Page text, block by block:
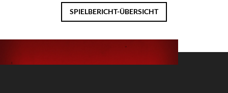
SPIELBERICHT-ÜBERSICHT